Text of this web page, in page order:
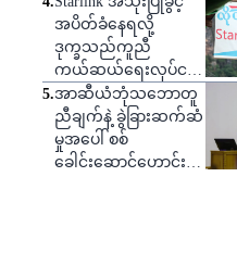
အပိတ်ခံနေရလို့
ဒုက္ခသည်ကူညီ
ကယ်ဆယ်ရေးလုပ်ငန်း
တွေ ထိခိုက်နိုင်
5.အာဆီယံဘုံသဘောတူ
ညီချက်နဲ့ ခွဲခြားဆက်ဆံ
မှုအပေါ် စစ်
ခေါင်းဆောင်ဟောင်း